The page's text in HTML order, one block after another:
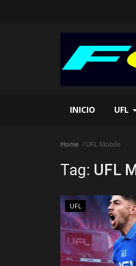
INICIO UFL
Home UFL Mobile
Tag: UFL
UFL